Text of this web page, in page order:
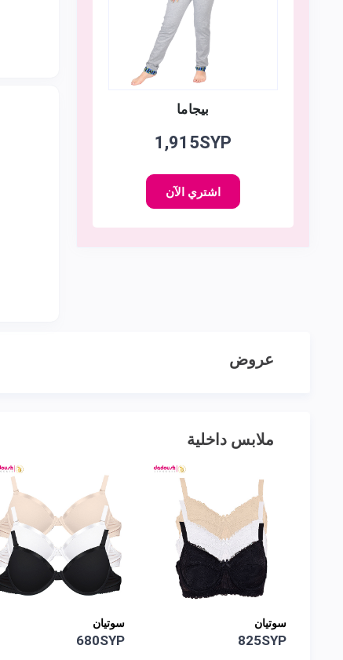
بيجاما
1,915SYP
اشتري الآن
عروض
ملابس داخلية
سوتيان
825SYP
سوتيان
680SYP